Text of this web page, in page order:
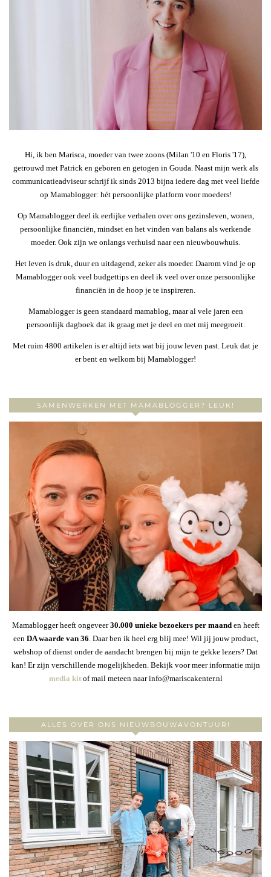
Hi, ik ben Marisca, moeder van twee zoons (Milan '10 en Floris '17),
getrouwd met Patrick en geboren en getogen in Gouda. Naast mijn werk als
communicatieadviseur schrijf ik sinds 2013 bijna iedere dag met veel liefde
op Mamablogger: hét persoonlijke platform voor moeders!
Op Mamablogger deel ik eerlijke verhalen over ons gezinsleven, wonen,
persoonlijke financiën, mindset en het vinden van balans als werkende
moeder. Ook zijn we onlangs verhuisd naar een nieuwbouwhuis.
Het leven is druk, duur en uitdagend, zeker als moeder. Daarom vind je op
Mamablogger ook veel budgettips en deel ik veel over onze persoonlijke
financiën in de hoop je te inspireren.
Mamablogger is geen standaard mamablog, maar al vele jaren een
persoonlijk dagboek dat ik graag met je deel en met mij meegroeit.
Met ruim 4800 artikelen is er altijd iets wat bij jouw leven past. Leuk dat je
er bent en welkom bij Mamablogger!
SAMENWERKEN MET MAMABLOGGER? LEUK!
Mamablogger heeft ongeveer30.000 unieke bezoekers per maanden heeft
een DA waarde van 36. Daar ben ik heel erg blij mee! Wil jij jouw product,
webshop of dienst onder de aandacht brengen bij mijn te gekke lezers? Dat
kan! Er zijn verschillende mogelijkheden. Bekijk voor meer informatie mijn
media kitof mail meteen naar info@mariscakenter.nl
ALLES OVER ONS NIEUWBOUWAVONTUUR!